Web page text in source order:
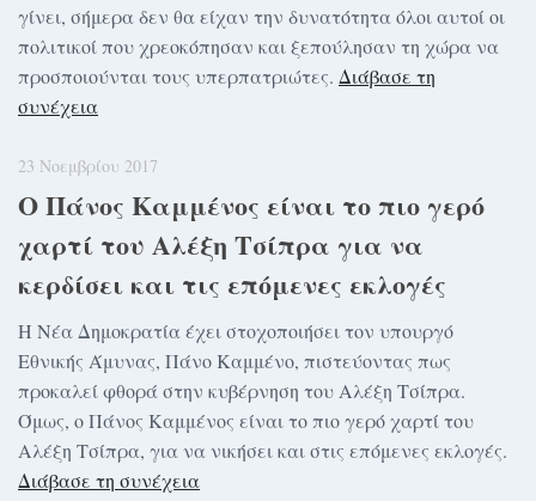
γίνει, σήμερα δεν θα είχαν την δυνατότητα όλοι αυτοί οι
πολιτικοί που χρεοκόπησαν και ξεπούλησαν τη χώρα να
προσποιούνται τους υπερπατριώτες. Διάβασε τη
συνέχεια
23 Νοεμβρίου 2017
Ο Πάνος Καμμένος είναι το πιο γερό
χαρτί του Αλέξη Τσίπρα για να
κερδίσει και τις επόμενες εκλογές
Η Νέα Δημοκρατία έχει στοχοποιήσει τον υπουργό
Εθνικής Άμυνας, Πάνο Καμμένο, πιστεύοντας πως
προκαλεί φθορά στην κυβέρνηση του Αλέξη Τσίπρα.
Όμως, ο Πάνος Καμμένος είναι το πιο γερό χαρτί του
Αλέξη Τσίπρα, για να νικήσει και στις επόμενες εκλογές.
Διάβασε τη συνέχεια